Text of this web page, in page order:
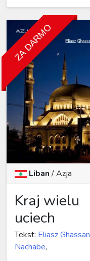
ZA DARMO
Liban/Azja
Kraj wielu
uciech
Tekst: Eliasz Ghassan
Nachabe,